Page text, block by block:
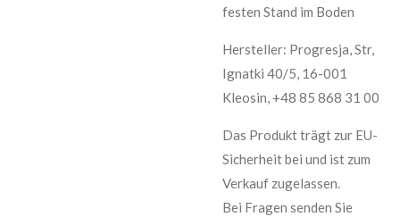
festen Stand im Boden
Hersteller: Progresja, Str,
Ignatki 40/5, 16-001
Kleosin, +48 85 868 31 00
Das Produkt trägt zur EU-
Sicherheit bei und ist zum
Verkauf zugelassen.
Bei Fragen senden Sie